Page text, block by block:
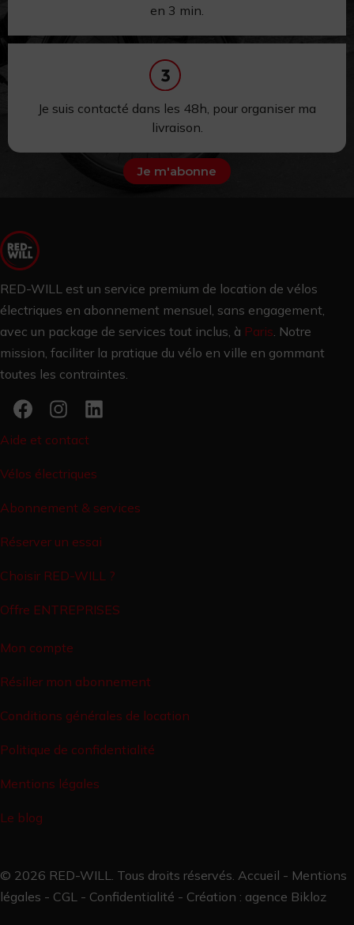
en 3 min.
Je suis contacté dans les 48h, pour organiser ma
livraison.
Je m'abonne
RED-WILL est un service premium de location de vélos
électriques en abonnement mensuel, sans engagement,
avec un package de services tout inclus, à Paris. Notre
mission, faciliter la pratique du vélo en ville en gommant
toutes les contraintes.
Aide et contact
Vélos électriques
Abonnement & services
Réserver un essai
Choisir RED-WILL ?
Offre ENTREPRISES
Mon compte
Résilier mon abonnement
Conditions générales de location
Politique de confidentialité
Mentions légales
Le blog
© 2026 RED-WILL. Tous droits réservés. Accueil - Mentions
légales - CGL - Confidentialité - Création : agence Bikloz